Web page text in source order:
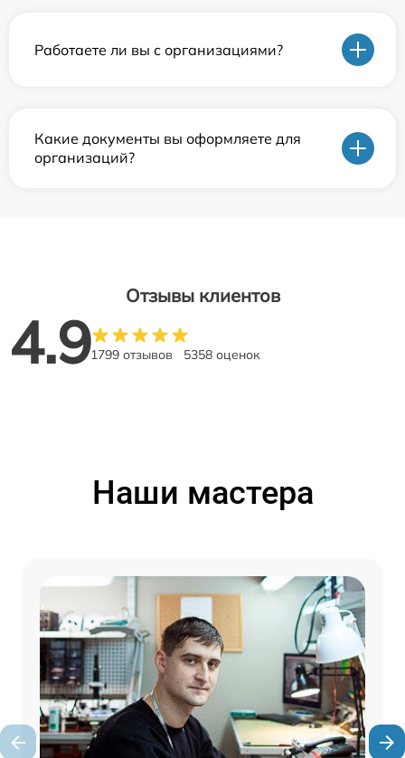
Работаете ли вы с организациями?
Какие документы вы оформляете для
организаций?
Отзывы клиентов
4.91799 отзывов 5358 оценок
Наши мастера